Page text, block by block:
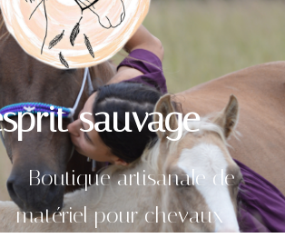
sauvage
Boutique artisanale de
pour chevaux